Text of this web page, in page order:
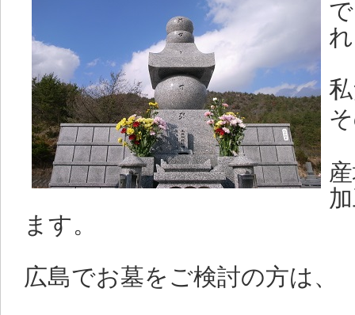
2016 お客様の声を更新し
2015 11/24西条町墓地情報
加しました。
2015 10/23西条町墓地情
2015 7/8 高屋町墓地情報
追加しました。
ます。
広島でお墓をご検討の方は、